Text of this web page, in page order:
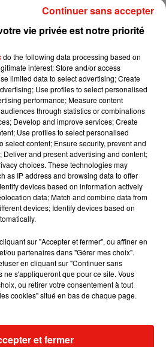
date,
le samedi 23 septembre,
Vibration » s’invite à
nouvelles stars de la scène
Parmi elles, les rappeurs
les artistes présents à Tours : Big
Boostee, Lea Paci, Souf,
Diva Faune et Marvin Dupré
» s'achèvera le lundi 25
àChâteauroux. Des talents
6 eà l’Eurovision 2016 avec son
», ou Makassy, connu pour son hit
la tournée Place Voltaire.
à Châteauroux :Amir,
Makassy, Souf, Tibz, Nassi, Huko et
Vibration du 17 au 25 septembre !
vie privée est notre priorité
do the following data processing based on
interest: Store and/or access
limited data to select advertising; Create
Use profiles to select personalised
performance; Measure content
through statistics or combinations
Develop and improve services; Create
Use profiles to select personalised
select content; Ensure security, prevent and
Deliver and present advertising and content;
choices. These technologies may
as IP address and browsing data to offer
devices based on information actively
data; Match and combine data from
devices; Identify devices based on
sur "Accepter et fermer", ou affiner en
ou partenaires dans "Gérer mes choix".
en cliquant sur "Continuer sans
ne s'appliqueront que pour ce site. Vous
ou retirer votre consentement à tout
cookies" situé en bas de chaque page.
et fermer
Continuer sans accepter